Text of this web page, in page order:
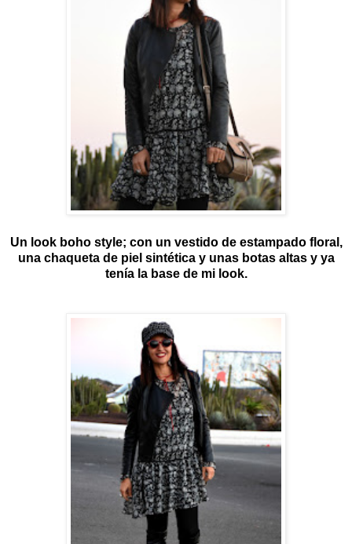
Un look boho style; con un vestido de estampado floral,
una chaqueta de piel sintética y unas botas altas y ya
tenía la base de mi look.